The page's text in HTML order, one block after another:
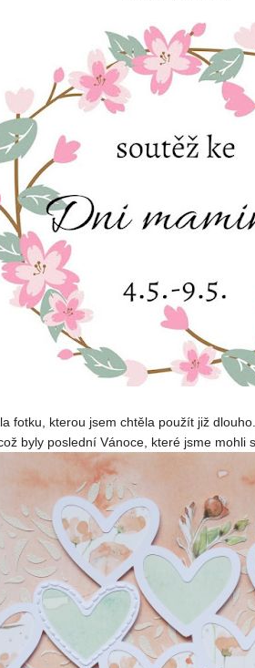
fotku, kterou jsem chtěla použít již
byly poslední Vánoce, které jsme mohli